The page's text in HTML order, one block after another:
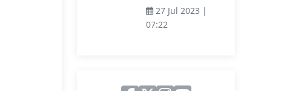
27 Jul 2023 |
07:22